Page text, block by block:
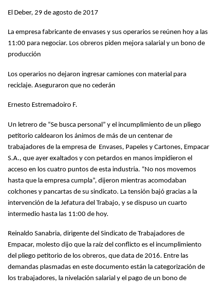
El Deber, 29 de agosto de 2017
La empresa fabricante de envases y sus operarios se reúnen hoy a las
11:00 para negociar. Los obreros piden mejora salarial y un bono de
producción
Los operarios no dejaron ingresar camiones con material para
reciclaje. Aseguraron que no cederán
Ernesto Estremadoiro F.
Un letrero de “Se busca personal” y el incumplimiento de un pliego
petitorio caldearon los ánimos de más de un centenar de
trabajadores de la empresa de Envases, Papeles y Cartones, Empacar
S.A., que ayer exaltados y con petardos en manos impidieron el
acceso en los cuatro puntos de esta industria. “No nos movemos
hasta que la empresa cumpla”, dijeron mientras acomodaban
colchones y pancartas de su sindicato. La tensión bajó gracias a la
intervención de la Jefatura del Trabajo, y se dispuso un cuarto
intermedio hasta las 11:00 de hoy.
Reinaldo Sanabria, dirigente del Sindicato de Trabajadores de
Empacar, molesto dijo que la raíz del conflicto es el incumplimiento
del pliego petitorio de los obreros, que data de 2016. Entre las
demandas plasmadas en este documento están la categorización de
los trabajadores, la nivelación salarial y el pago de un bono de